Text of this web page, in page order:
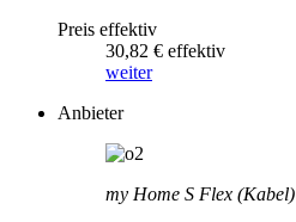
Preis effektiv
30,82 € effektiv
weiter
Anbieter
my Home S Flex (Kabel)